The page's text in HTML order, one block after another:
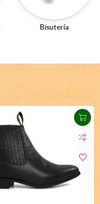
Bisutería